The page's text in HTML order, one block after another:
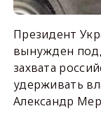
Президент
вынужден
захвата
удерживать
Александр